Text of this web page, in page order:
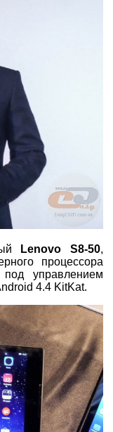
Lenovo S8-50,
процессора
управлением
4.4 KitKat.